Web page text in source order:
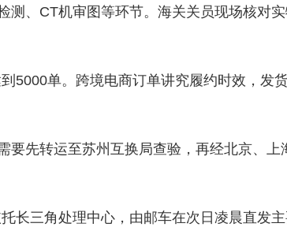
、CT机审图等环节。海关关员现场核对
单。跨境电商订单讲究履约时效，发
先转运至苏州互换局查验，再经北京、上
三角处理中心，由邮车在次日凌晨直发